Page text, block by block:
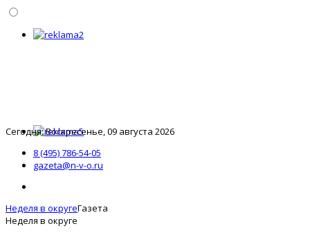
Сегодня: Воскресенье, 09 августа 2026
8 (495) 786-54-05
gazeta@n-v-o.ru
Неделя в округеГазета
Неделя в округе